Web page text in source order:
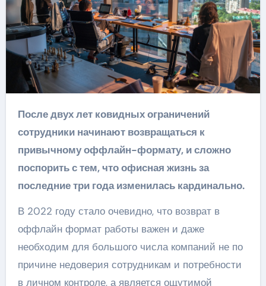
После двух лет ковидных ограничений
сотрудники начинают возвращаться к
привычному оффлайн-формату, и сложно
поспорить с тем, что офисная жизнь за
последние три года изменилась кардинально.
В 2022 году стало очевидно, что возврат в
оффлайн формат работы важен и даже
необходим для большого числа компаний не по
причине недоверия сотрудникам и потребности
в личном контроле, а является ощутимой